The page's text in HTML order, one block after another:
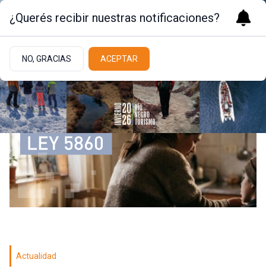
Actualidad
¿Querés recibir nuestras notificaciones?
NO, GRACIAS ACEPTAR